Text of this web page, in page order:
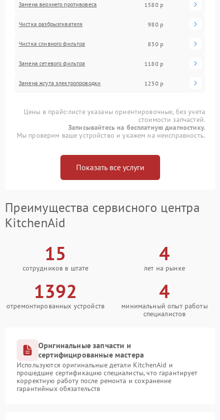
Замена верхнего противовеса 1580 р
Чистка разбрызгивателя 980 р
Чистка сливного фильтра 830 р
Замена сетевого фильтра 1180 р
Замена жгута электропроводки 1230 р
Цены в прайс-листе указаны ориентировочные, без учета
стоимости запчастей.
Записывайтесь на бесплатную диагностику.
Мы проверим ваше устройство и укажем на неисправность.
Показать все услуги
Преимущества сервисного центра
KitchenAid
15
сотрудников в штате
4
лет на рынке
1392
отремонтированных устройств
4
минимальный опыт работы
специалистов
Оригинальные запчасти и
сертифицированные мастера
Используются оригинальные детали KitchenAid и
прошедшие сертификацию специалисты, что гарантирует
корректную работу после ремонта и сохранение
гарантийных обязательств